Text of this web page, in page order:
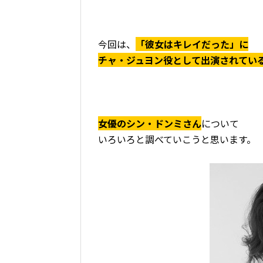
今回は、
「彼女はキレイだった」に
チャ・ジュヨン役として出演されてい
女優のシン・ドンミさんについて
いろいろと調べていこうと思います。